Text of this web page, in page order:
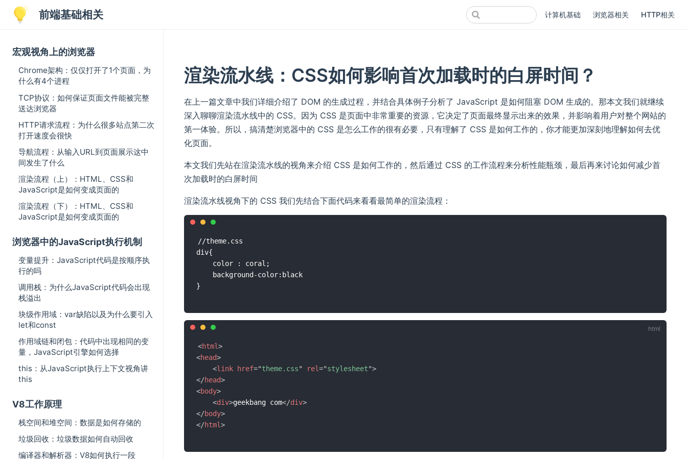
前端基础相关 计算机基础 浏览器相关 HTTP相关
宏观视角上的浏览器
Chrome架构：仅仅打开了1个页面，为
什么有4个进程
TCP协议：如何保证页面文件能被完整
送达浏览器
HTTP请求流程：为什么很多站点第二次
打开速度会很快
导航流程：从输入URL到页面展示这中
间发生了什么
渲染流程（上）：HTML、CSS和
JavaScript是如何变成页面的
渲染流程（下）：HTML、CSS和
JavaScript是如何变成页面的
浏览器中的JavaScript执行机制
变量提升：JavaScript代码是按顺序执
行的吗
调用栈：为什么JavaScript代码会出现
栈溢出
块级作用域：var缺陷以及为什么要引入
let和const
作用域链和闭包：代码中出现相同的变
量，JavaScript引擎如何选择
this：从JavaScript执行上下文视角讲
this
V8工作原理
栈空间和堆空间：数据是如何存储的
垃圾回收：垃圾数据如何自动回收
编译器和解析器：V8如何执行一段
渲染流水线：CSS如何影响首次加载时的白屏时间？
在上一篇文章中我们详细介绍了 DOM 的生成过程，并结合具体例子分析了 JavaScript 是如何阻塞 DOM 生成的。那本文我们就继续
深入聊聊渲染流水线中的 CSS。因为 CSS 是页面中非常重要的资源，它决定了页面最终显示出来的效果，并影响着用户对整个网站的
第一体验。所以，搞清楚浏览器中的 CSS 是怎么工作的很有必要，只有理解了 CSS 是如何工作的，你才能更加深刻地理解如何去优
化页面。
本文我们先站在渲染流水线的视角来介绍 CSS 是如何工作的，然后通过 CSS 的工作流程来分析性能瓶颈，最后再来讨论如何减少首
次加载时的白屏时间
渲染流水线视角下的 CSS 我们先结合下面代码来看看最简单的渲染流程：
//theme.css
div{
    color : coral;
    background-color:black
<html>
<head>
<link href="theme.css" rel="stylesheet">
</head>
<body>
<div>geekbang com</div>
</body>
</html>